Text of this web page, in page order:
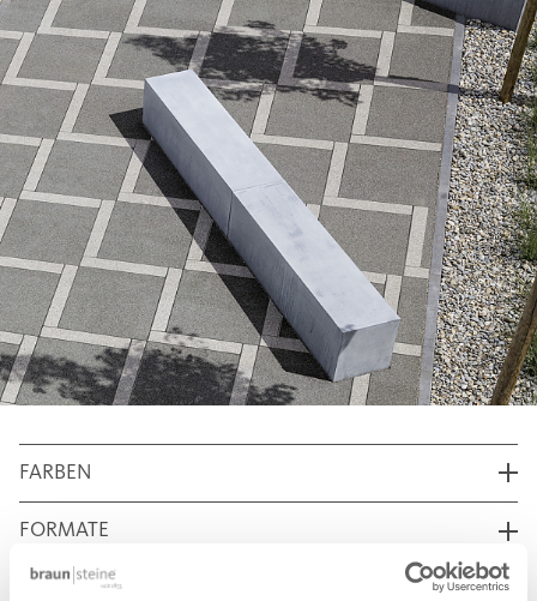
FARBEN
FORMATE
EIGENSCHAFTEN